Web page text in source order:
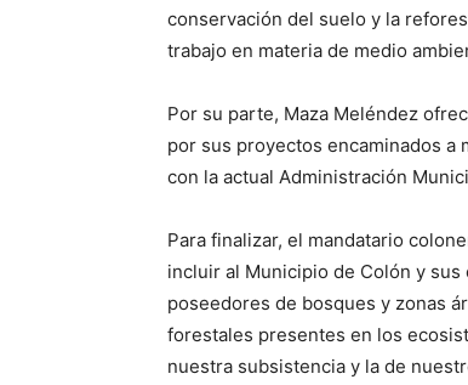
conservación del suelo y la
trabajo en materia de medio
Por su parte, Maza Meléndez
por sus proyectos encaminados a
con la actual Administración
Para finalizar, el mandatario
incluir al Municipio de Colón y
poseedores de bosques y zonas
forestales presentes en los
nuestra subsistencia y la de